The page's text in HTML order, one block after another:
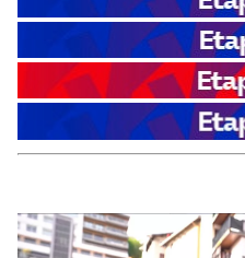
Baloncesto
Balonmano